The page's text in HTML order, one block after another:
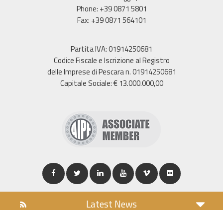
Phone: +39 0871 5801
Fax: +39 0871 564101
Partita IVA: 01914250681
Codice Fiscale e Iscrizione al Registro
delle Imprese di Pescara n. 01914250681
Capitale Sociale: € 13.000.000,00
Latest News